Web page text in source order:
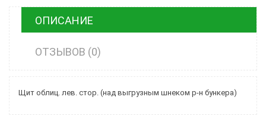
ОПИСАНИЕ
ОТЗЫВОВ (0)
Щит облиц. лев. стор. (над выгрузным шнеком р-н бункера)